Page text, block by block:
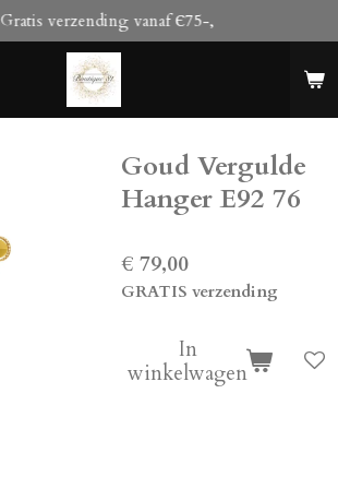
Gratis verzending vanaf Є75-,
Goud Vergulde
Hanger E92 76
€ 79,00
GRATIS verzending
In
winkelwagen